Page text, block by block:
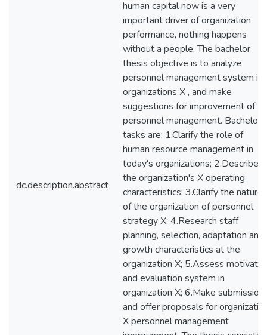
dc.description.abstract
human capital now is a very
important driver of organization
performance, nothing happens
without a people. The bachelor
thesis objective is to analyze
personnel management system in
organizations X , and make
suggestions for improvement of
personnel management. Bachelor
tasks are: 1.Clarify the role of
human resource management in
today's organizations; 2.Describe
the organization's X operating
characteristics; 3.Clarify the nature
of the organization of personnel
strategy X; 4.Research staff
planning, selection, adaptation and
growth characteristics at the
organization X; 5.Assess
and evaluation system in
organization X; 6.Make
and offer proposals for
X personnel management